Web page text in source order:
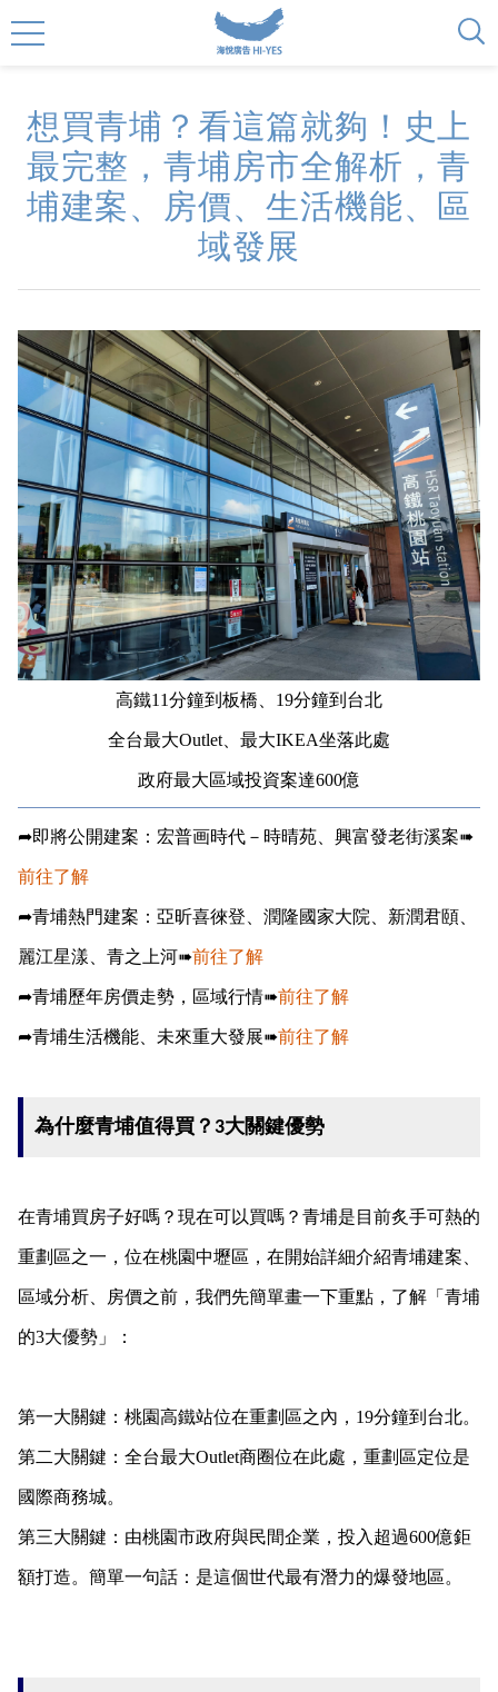
想買青埔？看這篇就夠！史上
最完整，青埔房市全解析，青
埔建案、房價、生活機能、區
域發展
高鐵11分鐘到板橋、19分鐘到台北
全台最大Outlet、最大IKEA坐落此處
政府最大區域投資案達600億
➦即將公開建案：宏普画時代－時晴苑、興富發老街溪案➠
前往了解
➦青埔熱門建案：亞昕喜徠登、潤隆國家大院、新潤君頤、
麗江星漾、青之上河➠前往了解
➦青埔歷年房價走勢，區域行情➠前往了解
➦青埔生活機能、未來重大發展➠前往了解
為什麼青埔值得買？3大關鍵優勢
在青埔買房子好嗎？現在可以買嗎？青埔是目前炙手可熱的
重劃區之一，位在桃園中壢區， 在開始詳細介紹青埔建案、
區域分析、房價之前，我們先簡單畫一下重點，了解「青埔
的3大優勢」：
第一大關鍵：桃園高鐵站位在重劃區之內，19分鐘到台北。
第二大關鍵：全台最大Outlet商圈位在此處，重劃區定位是
國際商務城。
第三大關鍵：由桃園市政府與民間企業，投入超過600億鉅
額打造。簡單一句話：是這個世代最有潛力的爆發地區。